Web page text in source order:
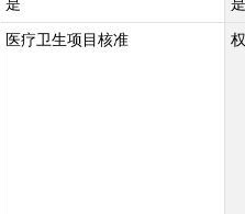
是
医疗卫生项目核准